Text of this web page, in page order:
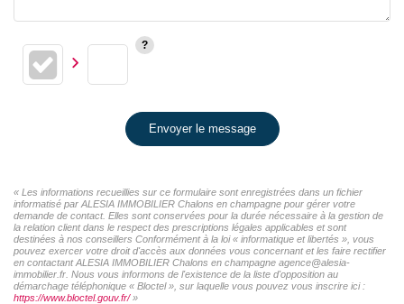
Envoyer le message
« Les informations recueillies sur ce formulaire sont enregistrées dans un fichier
informatisé par ALESIA IMMOBILIER Chalons en champagne pour gérer votre
demande de contact. Elles sont conservées pour la durée nécessaire à la gestion de
la relation client dans le respect des prescriptions légales applicables et sont
destinées à nos conseillers Conformément à la loi « informatique et libertés », vous
pouvez exercer votre droit d'accès aux données vous concernant et les faire rectifier
en contactant ALESIA IMMOBILIER Chalons en champagne agence@alesia-
immobilier.fr. Nous vous informons de l'existence de la liste d'opposition au
démarchage téléphonique « Bloctel », sur laquelle vous pouvez vous inscrire ici :
https://www.bloctel.gouv.fr/»